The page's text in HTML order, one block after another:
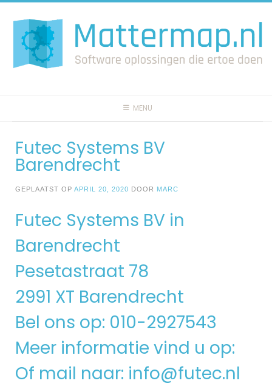
naar
inhoud
MENU
Futec Systems BV
Barendrecht
GEPLAATST OP APRIL 20, 2020 DOOR MARC
Futec Systems BV in
Barendrecht
Pesetastraat 78
2991 XT Barendrecht
Bel ons op: 010-2927543
Meer informatie vind u op:
Of mail naar: info@futec.nl